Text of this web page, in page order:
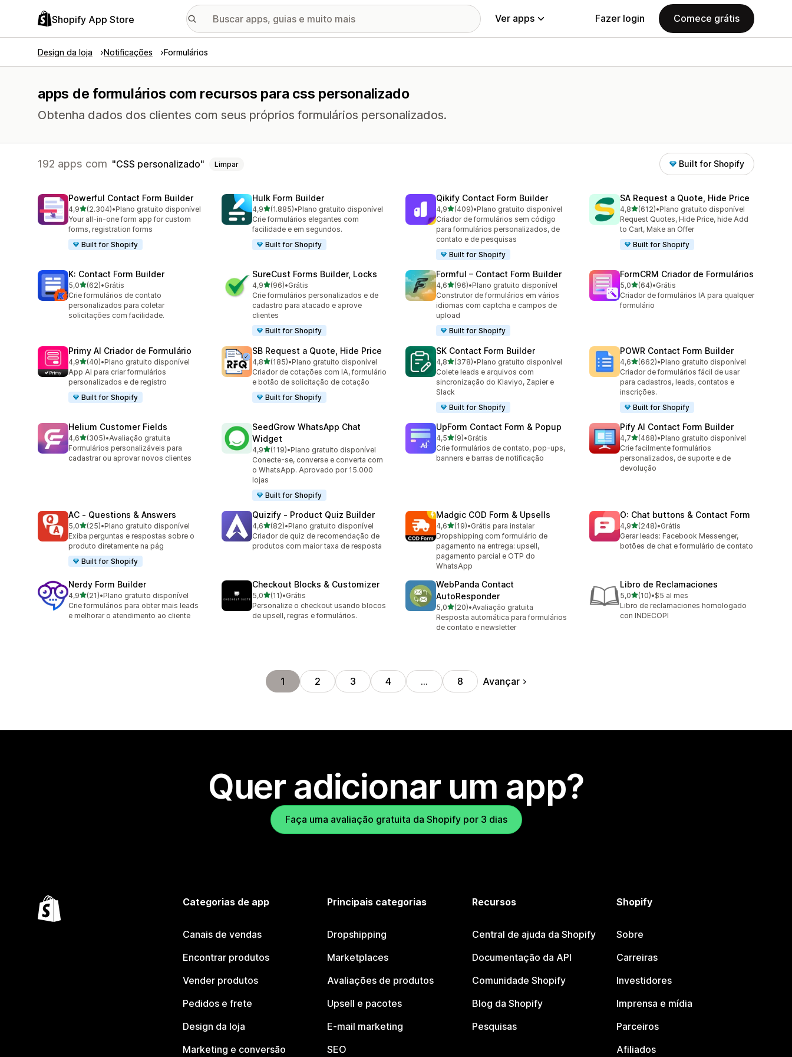
Shopify App Store Ver apps Fazer login Comece grátis
Design da loja Notificações Formulários
apps de formulários com recursos para css personalizado
Obtenha dados dos clientes com seus próprios formulários personalizados.
192 apps com CSS personalizado Limpar Built for Shopify
Powerful Contact Form Builder
4,9de 5 estrelas
(2.304)
2304 avaliações ao todo
•Plano gratuito disponível
Your all-in-one form app for custom
forms, registration forms
Built for Shopify
Hulk Form Builder
4,9de 5 estrelas
(1.885)
1885 avaliações ao todo
•Plano gratuito disponível
Crie formulários elegantes com
facilidade e em segundos.
Built for Shopify
Qikify Contact Form Builder
4,9de 5 estrelas
(409)
409 avaliações ao todo
•Plano gratuito disponível
Criador de formulários sem código
para formulários personalizados, de
contato e de pesquisas
Built for Shopify
SA Request a Quote, Hide Price
4,8de 5 estrelas
(612)
612 avaliações ao todo
•Plano gratuito disponível
Request Quotes, Hide Price, hide Add
to Cart, Make an Offer
Built for Shopify
K: Contact Form Builder
5,0de 5 estrelas
(62)
62 avaliações ao todo
•Grátis
Crie formulários de contato
personalizados para coletar
solicitações com facilidade.
SureCust Forms Builder, Locks
4,9de 5 estrelas
(96)
96 avaliações ao todo
•Grátis
Crie formulários personalizados e de
cadastro para atacado e aprove
clientes
Built for Shopify
Formful – Contact Form Builder
4,6de 5 estrelas
(96)
96 avaliações ao todo
•Plano gratuito disponível
Construtor de formulários em vários
idiomas com captcha e campos de
upload
Built for Shopify
FormCRM Criador de Formulários
5,0de 5 estrelas
(64)
64 avaliações ao todo
•Grátis
Criador de formulários IA para qualquer
formulário
Primy AI Criador de Formulário
4,9de 5 estrelas
(40)
40 avaliações ao todo
•Plano gratuito disponível
App AI para criar formulários
personalizados e de registro
Built for Shopify
SB Request a Quote, Hide Price
4,8de 5 estrelas
(185)
185 avaliações ao todo
•Plano gratuito disponível
Criador de cotações com IA, formulário
e botão de solicitação de cotação
Built for Shopify
SK Contact Form Builder
4,8de 5 estrelas
(378)
378 avaliações ao todo
•Plano gratuito disponível
Colete leads e arquivos com
sincronização do Klaviyo, Zapier e
Slack
Built for Shopify
POWR Contact Form Builder
4,6de 5 estrelas
(662)
662 avaliações ao todo
•Plano gratuito disponível
Criador de formulários fácil de usar
para cadastros, leads, contatos e
inscrições.
Built for Shopify
Helium Customer Fields
4,6de 5 estrelas
(305)
305 avaliações ao todo
•Avaliação gratuita
Formulários personalizáveis para
cadastrar ou aprovar novos clientes
SeedGrow WhatsApp Chat
Widget
4,9de 5 estrelas
(119)
119 avaliações ao todo
•Plano gratuito disponível
Conecte-se, converse e converta com
o WhatsApp. Aprovado por 15.000
lojas
Built for Shopify
UpForm Contact Form & Popup
4,5de 5 estrelas
(9)
9 avaliações ao todo
•Grátis
Crie formulários de contato, pop-ups,
banners e barras de notificação
Pify AI Contact Form Builder
4,7de 5 estrelas
(468)
468 avaliações ao todo
•Plano gratuito disponível
Crie facilmente formulários
personalizados, de suporte e de
devolução
AC ‑ Questions & Answers
5,0de 5 estrelas
(25)
25 avaliações ao todo
•Plano gratuito disponível
Exiba perguntas e respostas sobre o
produto diretamente na pág
Built for Shopify
Quizify ‑ Product Quiz Builder
4,6de 5 estrelas
(82)
82 avaliações ao todo
•Plano gratuito disponível
Criador de quiz de recomendação de
produtos com maior taxa de resposta
Madgic COD Form & Upsells
4,6de 5 estrelas
(19)
19 avaliações ao todo
•Grátis para instalar
Dropshipping com formulário de
pagamento na entrega: upsell,
pagamento parcial e OTP do
WhatsApp
O: Chat buttons & Contact Form
4,9de 5 estrelas
(248)
248 avaliações ao todo
•Grátis
Gerar leads: Facebook Messenger,
botões de chat e formulário de contato
Nerdy Form Builder
4,9de 5 estrelas
(21)
21 avaliações ao todo
•Plano gratuito disponível
Crie formulários para obter mais leads
e melhorar o atendimento ao cliente
Checkout Blocks & Customizer
5,0de 5 estrelas
(11)
11 avaliações ao todo
•Grátis
Personalize o checkout usando blocos
de upsell, regras e formulários.
WebPanda Contact
AutoResponder
5,0de 5 estrelas
(20)
20 avaliações ao todo
•Avaliação gratuita
Resposta automática para formulários
de contato e newsletter
Libro de Reclamaciones
5,0de 5 estrelas
(10)
10 avaliações ao todo
•$5 al mes
Libro de reclamaciones homologado
con INDECOPI
1 2 3 4 … 8 Avançar
Quer adicionar um app?
Faça uma avaliação gratuita da Shopify por 3 dias
Categorias de app
Canais de vendas
Encontrar produtos
Vender produtos
Pedidos e frete
Design da loja
Marketing e conversão
Principais categorias
Dropshipping
Marketplaces
Avaliações de produtos
Upsell e pacotes
E-mail marketing
SEO
Recursos
Central de ajuda da Shopify
Documentação da API
Comunidade Shopify
Blog da Shopify
Pesquisas
Shopify
Sobre
Carreiras
Investidores
Imprensa e mídia
Parceiros
Afiliados